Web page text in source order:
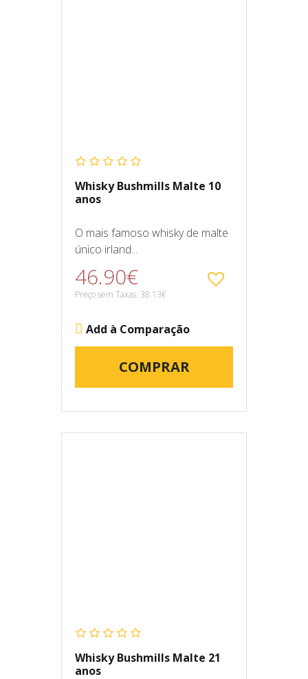
Whisky Bushmills Malte 10
anos
O mais famoso whisky de malte
único irland...
46.90€
Preço sem Taxas: 38.13€
Add à Comparação
COMPRAR
Whisky Bushmills Malte 21
anos